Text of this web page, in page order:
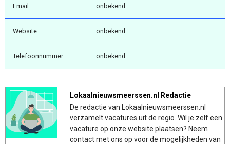
Email: onbekend
Website: onbekend
Telefoonnummer: onbekend
Lokaalnieuwsmeerssen.nl Redactie
De redactie van Lokaalnieuwsmeerssen.nl
verzamelt vacatures uit de regio. Wil je zelf een
vacature op onze website plaatsen? Neem
contact met ons op voor de mogelijkheden van